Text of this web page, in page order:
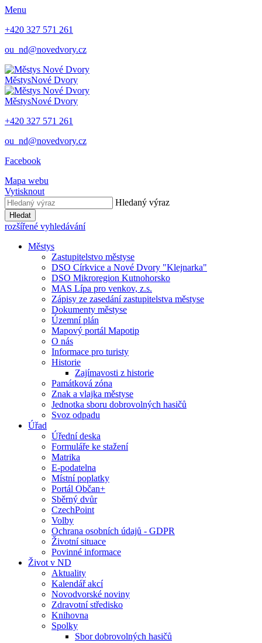
Menu
+420 327 571 261
ou_nd@novedvory.cz
MěstysNové Dvory
MěstysNové Dvory
+420 327 571 261
ou_nd@novedvory.cz
Facebook
Mapa webu
Vytisknout
Hledaný výraz
Hledat
rozšířené vyhledávání
Městys
Zastupitelstvo městyse
DSO Církvice a Nové Dvory "Klejnarka"
DSO Mikroregion Kutnohorsko
MAS Lípa pro venkov, z.s.
Zápisy ze zasedání zastupitelstva městyse
Dokumenty městyse
Územní plán
Mapový portál Mapotip
O nás
Informace pro turisty
Historie
Zajímavosti z historie
Památková zóna
Znak a vlajka městyse
Jednotka sboru dobrovolných hasičů
Svoz odpadu
Úřad
Úřední deska
Formuláře ke stažení
Matrika
E-podatelna
Místní poplatky
Portál Občan+
Sběrný dvůr
CzechPoint
Volby
Ochrana osobních údajů - GDPR
Životní situace
Povinné informace
Život v ND
Aktuality
Kalendář akcí
Novodvorské noviny
Zdravotní středisko
Knihovna
Spolky
Sbor dobrovolných hasičů